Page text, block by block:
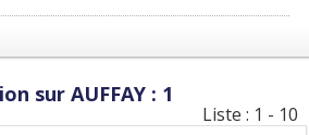
sur AUFFAY : 1
Liste : 1 - 10